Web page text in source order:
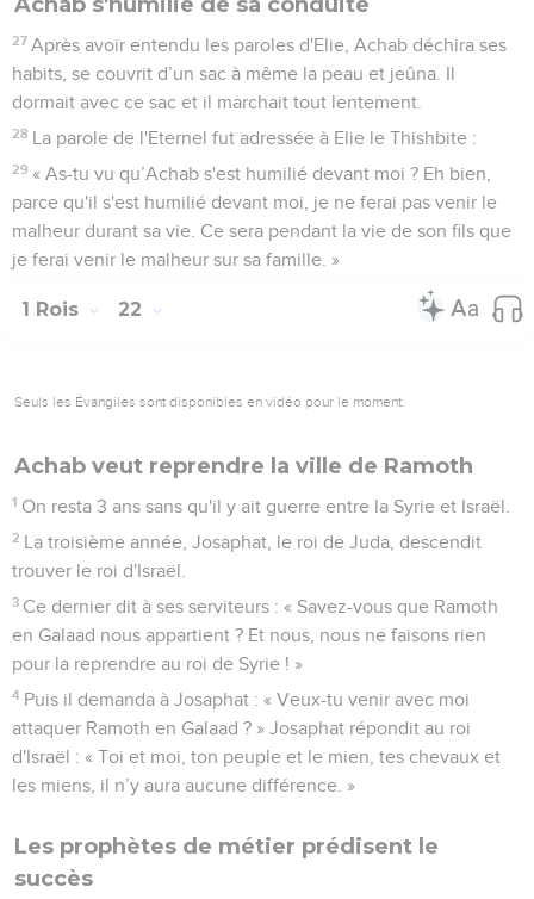
27 Après avoir entendu les paroles d'Elie, Achab déchira ses
habits, se couvrit d’un sac à même la peau et jeûna. Il
dormait avec ce sac et il marchait tout lentement.
28 La parole de l'Eternel fut adressée à Elie le Thishbite :
29 « As-tu vu qu’Achab s'est humilié devant moi ? Eh bien,
parce qu'il s'est humilié devant moi, je ne ferai pas venir le
malheur durant sa vie. Ce sera pendant la vie de son fils que
je ferai venir le malheur sur sa famille. »
1 Rois 22
Seuls les Évangiles sont disponibles en vidéo pour le moment.
Achab veut reprendre la ville de Ramoth
1 On resta 3 ans sans qu'il y ait guerre entre la Syrie et Israël.
2 La troisième année, Josaphat, le roi de Juda, descendit
trouver le roi d'Israël.
3 Ce dernier dit à ses serviteurs : « Savez-vous que Ramoth
en Galaad nous appartient ? Et nous, nous ne faisons rien
pour la reprendre au roi de Syrie ! »
4 Puis il demanda à Josaphat : « Veux-tu venir avec moi
attaquer Ramoth en Galaad ? » Josaphat répondit au roi
d'Israël : « Toi et moi, ton peuple et le mien, tes chevaux et
les miens, il n’y aura aucune différence. »
Les prophètes de métier prédisent le
succès